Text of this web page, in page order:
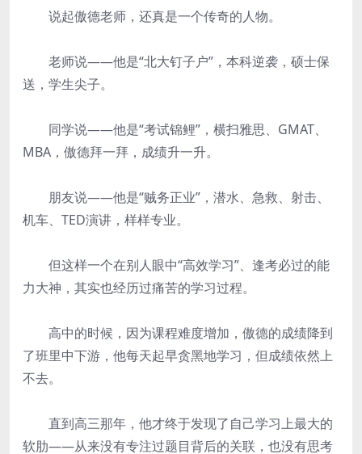
说起傲德老师，还真是一个传奇的人物。
老师说——他是“北大钉子户”，本科逆袭，硕士保
送，学生尖子。
同学说——他是“考试锦鲤”，横扫雅思、GMAT、
MBA，傲德拜一拜，成绩升一升。
朋友说——他是“贼务正业”，潜水、急救、射击、
机车、TED演讲，样样专业。
但这样一个在别人眼中“高效学习”、逢考必过的能
力大神，其实也经历过痛苦的学习过程。
高中的时候，因为课程难度增加，傲德的成绩降到
了班里中下游，他每天起早贪黑地学习，但成绩依然上
不去。
直到高三那年，他才终于发现了自己学习上最大的
软肋——从来没有专注过题目背后的关联，也没有思考